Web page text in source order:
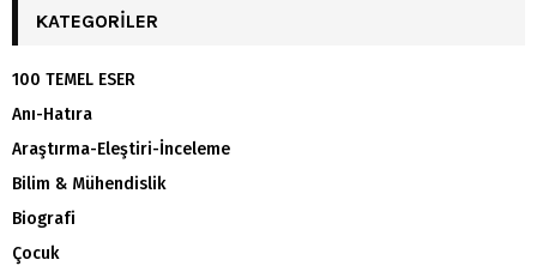
KATEGORILER
100 TEMEL ESER
Anı-Hatıra
Araştırma-Eleştiri-İnceleme
Bilim & Mühendislik
Biografi
Çocuk